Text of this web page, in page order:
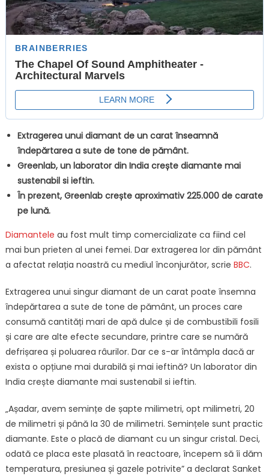
Extragerea unui diamant de un carat înseamnă
îndepărtarea a sute de tone de pământ.
Greenlab, un laborator din India crește diamante mai
sustenabil si ieftin.
În prezent, Greenlab crește aproximativ 225.000 de carate
pe lună.
Diamantele au fost mult timp comercializate ca fiind cel
mai bun prieten al unei femei. Dar extragerea lor din pământ
a afectat relația noastră cu mediul înconjurător, scrie BBC.
Extragerea unui singur diamant de un carat poate însemna
îndepărtarea a sute de tone de pământ, un proces care
consumă cantități mari de apă dulce și de combustibili fosili
și care are alte efecte secundare, printre care se numără
defrișarea și poluarea râurilor. Dar ce s-ar întâmpla dacă ar
exista o opțiune mai durabilă și mai ieftină? Un laborator din
India crește diamante mai sustenabil si ieftin.
„Așadar, avem semințe de șapte milimetri, opt milimetri, 20
de milimetri și până la 30 de milimetri. Semințele sunt practic
diamante. Este o placă de diamant cu un singur cristal. Deci,
odată ce placa este plasată în reactoare, începem să îi dăm
temperatura, presiunea și gazele potrivite” a declarat Sanket